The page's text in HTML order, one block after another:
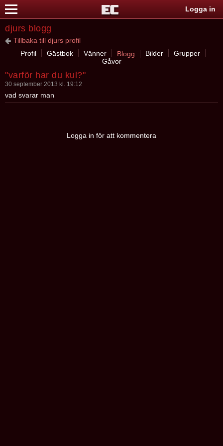
Logga in
djurs blogg
Tillbaka till djurs profil
Profil
Gästbok Vänner Blogg Bilder
Grupper
Gåvor
"varför har du kul?"
30 september 2013 kl. 19:12
vad svarar man
Logga in för att kommentera